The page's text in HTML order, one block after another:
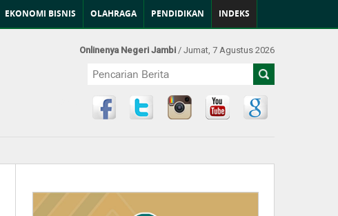
EKONOMI BISNIS OLAHRAGA PENDIDIKAN INDEKS
Onlinenya Negeri Jambi / Jumat, 7 Agustus 2026